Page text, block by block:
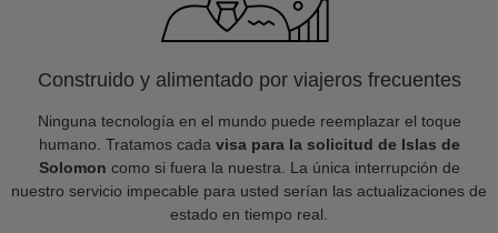
Construido y alimentado por viajeros frecuentes
Ninguna tecnología en el mundo puede reemplazar el toque
humano. Tratamos cada visa para la solicitud de Islas de
Solomon como si fuera la nuestra. La única interrupción de
nuestro servicio impecable para usted serían las actualizaciones de
estado en tiempo real.